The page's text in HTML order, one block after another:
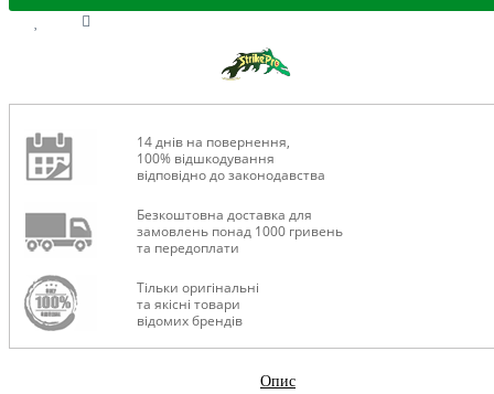
14 днів на повернення,
100% відшкодування
відповідно до законодавства
Безкоштовна доставка для
замовлень понад 1000 гривень
та передоплати
Тільки оригінальні
та якісні товари
відомих брендів
Опис